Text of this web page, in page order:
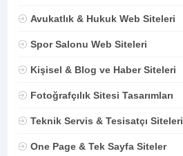
Avukatlık & Hukuk Web Siteleri
Spor Salonu Web Siteleri
Kişisel & Blog ve Haber Siteleri
Fotoğrafçılık Sitesi Tasarımları
Teknik Servis & Tesisatçı Siteleri
One Page & Tek Sayfa Siteler